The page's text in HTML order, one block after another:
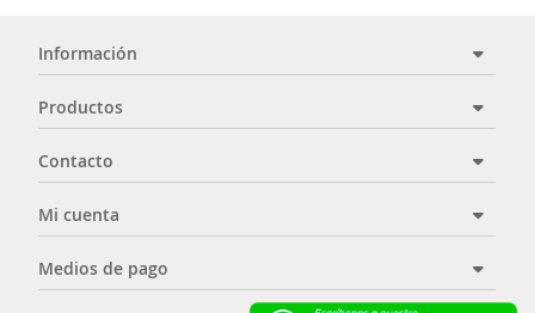
Información
Productos
Contacto
Mi cuenta
Medios de pago